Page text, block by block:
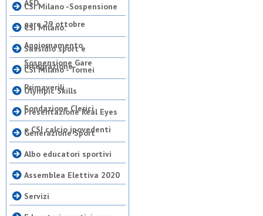
ASD
CSI Milano -Sospensione
gare 29 ottobre
CSI Milano:
Aggiornamento
Sospensione Gare
Sussidio sport e
integrazione
CSI Milano - Tornei
Primaverili
Olympic Skills
Fondazione Clerici
Presentazione Real Eyes
e CSI calcio ipovedenti
Generazione Sport
Albo educatori sportivi
Assemblea Elettiva 2020
Servizi